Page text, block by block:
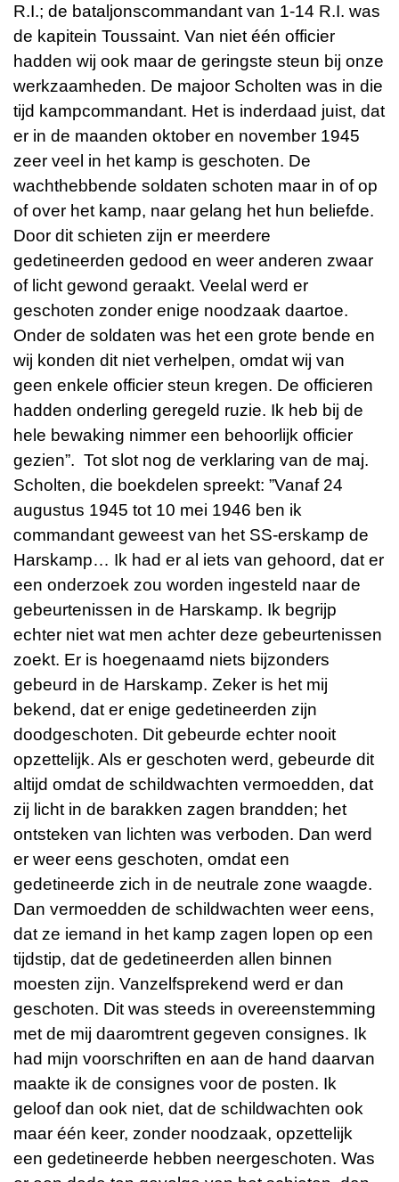
R.I.; de bataljonscommandant van 1-14 R.I. was
de kapitein Toussaint. Van niet één officier
hadden wij ook maar de geringste steun bij onze
werkzaamheden. De majoor Scholten was in die
tijd kampcommandant. Het is inderdaad juist, dat
er in de maanden oktober en november 1945
zeer veel in het kamp is geschoten. De
wachthebbende soldaten schoten maar in of op
of over het kamp, naar gelang het hun beliefde.
Door dit schieten zijn er meerdere
gedetineerden gedood en weer anderen zwaar
of licht gewond geraakt. Veelal werd er
geschoten zonder enige noodzaak daartoe.
Onder de soldaten was het een grote bende en
wij konden dit niet verhelpen, omdat wij van
geen enkele officier steun kregen. De officieren
hadden onderling geregeld ruzie. Ik heb bij de
hele bewaking nimmer een behoorlijk officier
gezien”. Tot slot nog de verklaring van de maj.
Scholten, die boekdelen spreekt: ”Vanaf 24
augustus 1945 tot 10 mei 1946 ben ik
commandant geweest van het SS-erskamp de
Harskamp… Ik had er al iets van gehoord, dat er
een onderzoek zou worden ingesteld naar de
gebeurtenissen in de Harskamp. Ik begrijp
echter niet wat men achter deze gebeurtenissen
zoekt. Er is hoegenaamd niets bijzonders
gebeurd in de Harskamp. Zeker is het mij
bekend, dat er enige gedetineerden zijn
doodgeschoten. Dit gebeurde echter nooit
opzettelijk. Als er geschoten werd, gebeurde dit
altijd omdat de schildwachten vermoedden, dat
zij licht in de barakken zagen brandden; het
ontsteken van lichten was verboden. Dan werd
er weer eens geschoten, omdat een
gedetineerde zich in de neutrale zone waagde.
Dan vermoedden de schildwachten weer eens,
dat ze iemand in het kamp zagen lopen op een
tijdstip, dat de gedetineerden allen binnen
moesten zijn. Vanzelfsprekend werd er dan
geschoten. Dit was steeds in overeenstemming
met de mij daaromtrent gegeven consignes. Ik
had mijn voorschriften en aan de hand daarvan
maakte ik de consignes voor de posten. Ik
geloof dan ook niet, dat de schildwachten ook
maar één keer, zonder noodzaak, opzettelijk
een gedetineerde hebben neergeschoten. Was